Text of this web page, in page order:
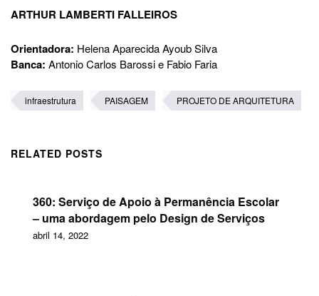
ARTHUR LAMBERTI FALLEIROS
Orientadora: Helena Aparecida Ayoub Silva
Banca: Antonio Carlos Barossi e Fabio Faria
infraestrutura PAISAGEM PROJETO DE ARQUITETURA
RELATED POSTS
360: Serviço de Apoio à Permanência Escolar
– uma abordagem pelo Design de Serviços
abril 14, 2022